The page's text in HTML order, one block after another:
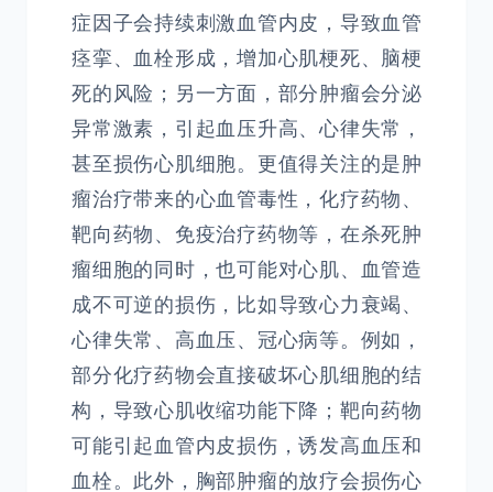
症因子会持续刺激血管内皮，导致血管
痉挛、血栓形成，增加心肌梗死、脑梗
死的风险；另一方面，部分肿瘤会分泌
异常激素，引起血压升高、心律失常，
甚至损伤心肌细胞。更值得关注的是肿
瘤治疗带来的心血管毒性，化疗药物、
靶向药物、免疫治疗药物等，在杀死肿
瘤细胞的同时，也可能对心肌、血管造
成不可逆的损伤，比如导致心力衰竭、
心律失常、高血压、冠心病等。例如，
部分化疗药物会直接破坏心肌细胞的结
构，导致心肌收缩功能下降；靶向药物
可能引起血管内皮损伤，诱发高血压和
血栓。此外，胸部肿瘤的放疗会损伤心